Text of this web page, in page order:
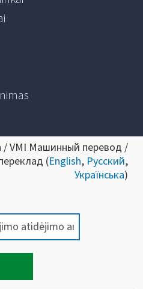
/ VMI Машинный перевод /
(English, Русский,
Українська)